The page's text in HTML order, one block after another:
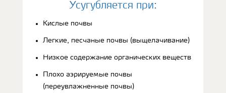
Усугубляется при:
Кислые почвы
Легкие, песчаные почвы (выщелачивание)
Низкое содержание органических веществ
Плохо аэрируемые почвы
(переувлажненные почвы)